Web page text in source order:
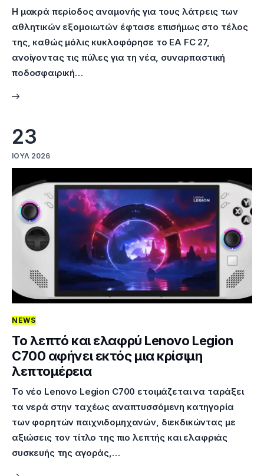
Η μακρά περίοδος αναμονής για τους λάτρεις των
αθλητικών εξομοιωτών έφτασε επισήμως στο τέλος
της, καθώς μόλις κυκλοφόρησε το EA FC 27,
ανοίγοντας τις πύλες για τη νέα, συναρπαστική
ποδοσφαιρική…
23
ΙΟΎΛ 2026
NEWS
Το λεπτό και ελαφρύ Lenovo Legion
C700 αφήνει εκτός μια κρίσιμη
λεπτομέρεια
Το νέο Lenovo Legion C700 ετοιμάζεται να ταράξει
τα νερά στην ταχέως αναπτυσσόμενη κατηγορία
των φορητών παιχνιδομηχανών, διεκδικώντας με
αξιώσεις τον τίτλο της πιο λεπτής και ελαφριάς
συσκευής της αγοράς,…